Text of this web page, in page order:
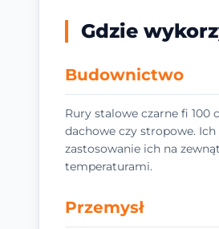
Gdzie
Budownictwo
Rury stalowe czarne fi
dachowe czy stropowe.
zastosowanie ich na
temperaturami.
Przemysł